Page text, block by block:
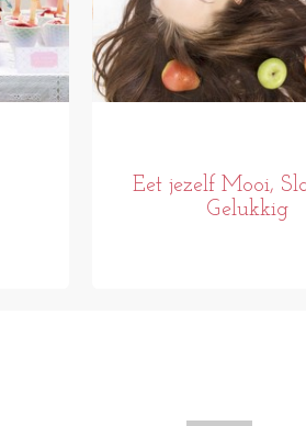
Eet jezelf Mooi,
Gelukkig